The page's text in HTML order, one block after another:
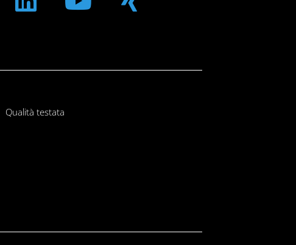
Qualità testata